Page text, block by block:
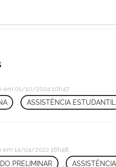
em 01/10/2024 10h47
, ASSISTÊNCIA ESTUDANTIL
em 14/04/2022 16h48
PRELIMINAR ,